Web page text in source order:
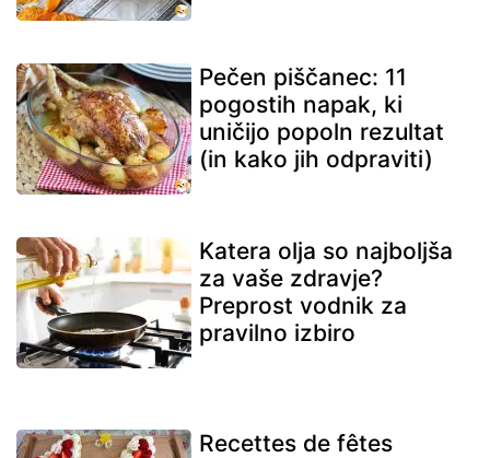
Pečen piščanec: 11
pogostih napak, ki
uničijo popoln rezultat
(in kako jih odpraviti)
Katera olja so najboljša
za vaše zdravje?
Preprost vodnik za
pravilno izbiro
Recettes de fêtes